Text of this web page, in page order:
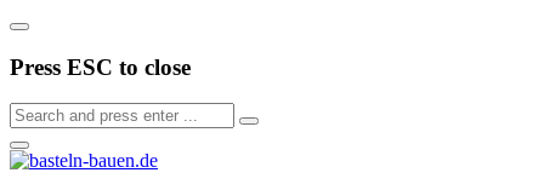
Press ESC to close